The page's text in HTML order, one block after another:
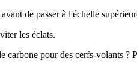
de passer à l'échelle
les éclats.
carbone pour des cerfs-volants